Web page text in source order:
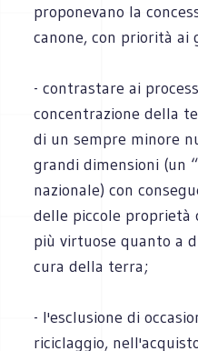
proponevano la
canone, con priorità ai
- contrastare ai
concentrazione della
di un sempre minore
grandi dimensioni (un
nazionale) con
delle piccole proprietà
più virtuose quanto a
cura della terra;
- l'esclusione di
riciclaggio,